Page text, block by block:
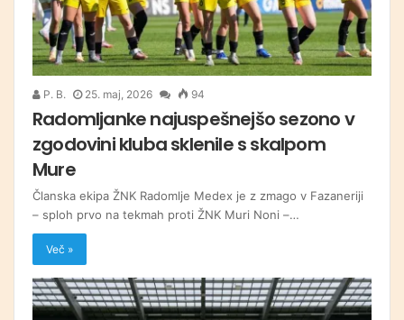
P. B. 25. maj, 2026 94
Radomljanke najuspešnejšo sezono v
zgodovini kluba sklenile s skalpom
Mure
Članska ekipa ŽNK Radomlje Medex je z zmago v Fazaneriji
– sploh prvo na tekmah proti ŽNK Muri Noni –…
Več »